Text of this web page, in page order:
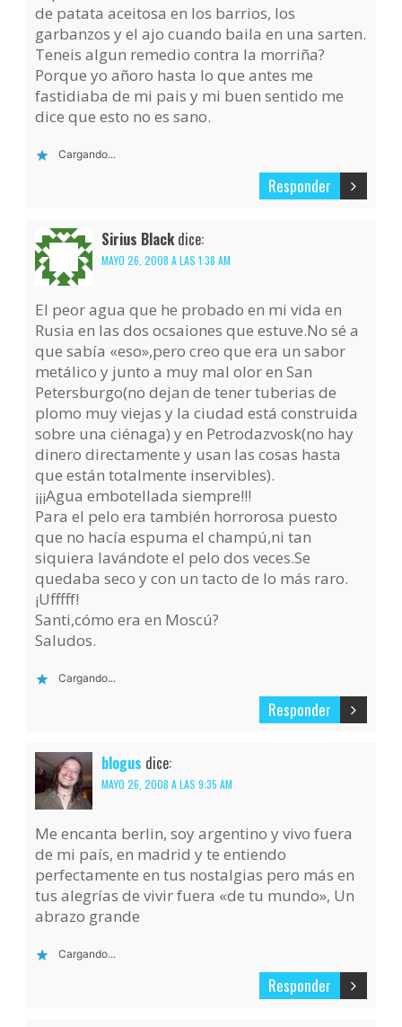
de patata aceitosa en los barrios, los
garbanzos y el ajo cuando baila en una sarten.
Teneis algun remedio contra la morriña?
Porque yo añoro hasta lo que antes me
fastidiaba de mi pais y mi buen sentido me
dice que esto no es sano.
Cargando...
Responder
Sirius Black dice:
MAYO 26, 2008 A LAS 1:38 AM
El peor agua que he probado en mi vida en
Rusia en las dos ocsaiones que estuve.No sé a
que sabía «eso»,pero creo que era un sabor
metálico y junto a muy mal olor en San
Petersburgo(no dejan de tener tuberias de
plomo muy viejas y la ciudad está construida
sobre una ciénaga) y en Petrodazvosk(no hay
dinero directamente y usan las cosas hasta
que están totalmente inservibles).
¡¡¡Agua embotellada siempre!!!
Para el pelo era también horrorosa puesto
que no hacía espuma el champú,ni tan
siquiera lavándote el pelo dos veces.Se
quedaba seco y con un tacto de lo más raro.
¡Ufffff!
Santi,cómo era en Moscú?
Saludos.
Cargando...
Responder
blogus dice:
MAYO 26, 2008 A LAS 9:35 AM
Me encanta berlin, soy argentino y vivo fuera
de mi país, en madrid y te entiendo
perfectamente en tus nostalgias pero más en
tus alegrías de vivir fuera «de tu mundo», Un
abrazo grande
Cargando...
Responder